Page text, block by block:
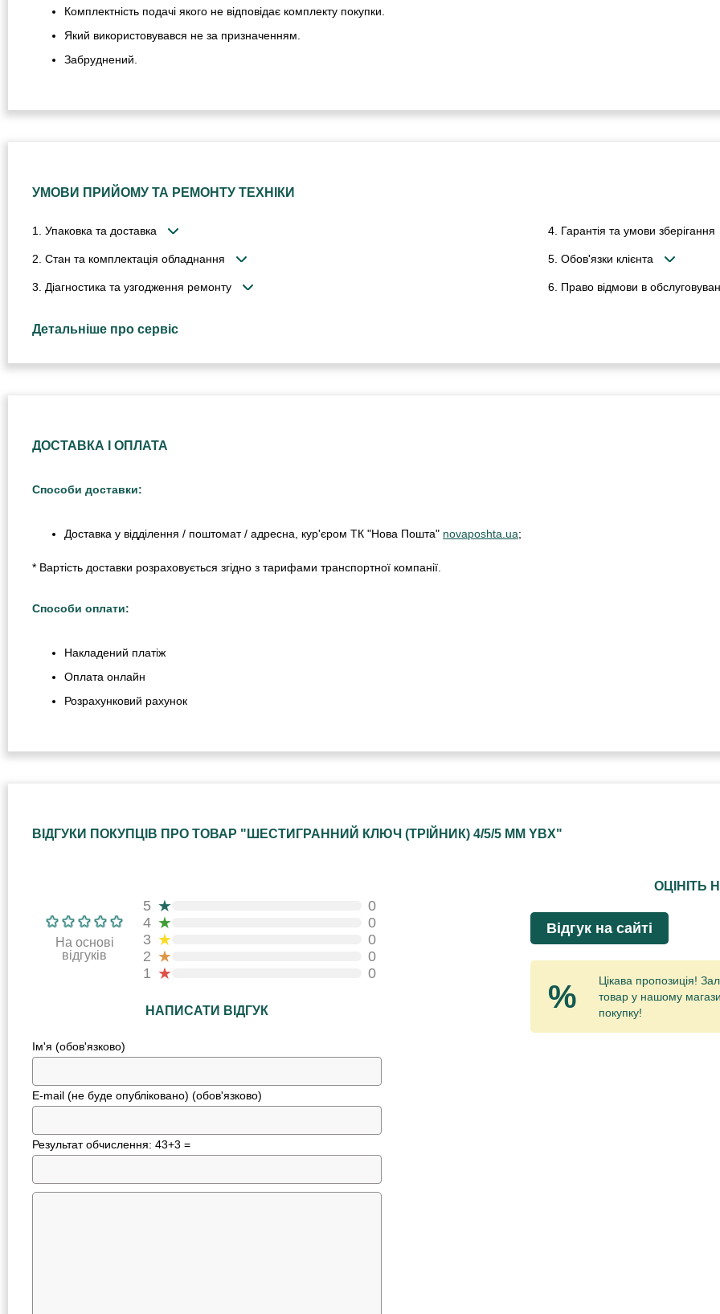
Комплектність подачі якого не відповідає комплекту покупки.
Який використовувався не за призначенням.
Забруднений.
УМОВИ ПРИЙОМУ ТА РЕМОНТУ ТЕХНІКИ
1. Упаковка та доставка
2. Стан та комплектація обладнання
3. Діагностика та узгодження ремонту
4. Гарантія та умови зберігання
5. Обов'язки клієнта
6. Право відмови в
Детальніше про сервіс
ДОСТАВКА І ОПЛАТА
Способи доставки:
Доставка у відділення / поштомат / адресна, кур'єром ТК "Нова Пошта" novaposhta.ua;
* Вартість доставки розраховується згідно з тарифами транспортної компанії.
Способи оплати:
Накладений платіж
Оплата онлайн
Розрахунковий рахунок
ВІДГУКИ ПОКУПЦІВ ПРО ТОВАР "ШЕСТИГРАННИЙ КЛЮЧ (ТРІЙНИК) 4/5/5 ММ YBX"
На основі
відгуків
5 ★
0
4 ★
0
3 ★
0
2 ★
0
1 ★ 0
НАПИСАТИ ВІДГУК
Ім'я (обов'язково)
E-mail (не буде опубліковано) (обов'язково)
Результат обчислення: 43+3 =
ОЦІНІТЬ
Відгук на сайті
%
Цікава пропозиція!
товар у нашому
покупку!